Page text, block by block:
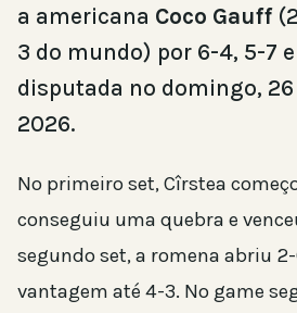
a americana Coco Gauff
3 do mundo) por 6-4, 5-7
disputada no domingo, 26
2026.
No primeiro set, Cîrstea
conseguiu uma quebra e
segundo set, a romena abriu
vantagem até 4-3. No game